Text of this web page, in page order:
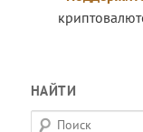
НАЙТИ
П